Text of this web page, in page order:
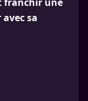
sa